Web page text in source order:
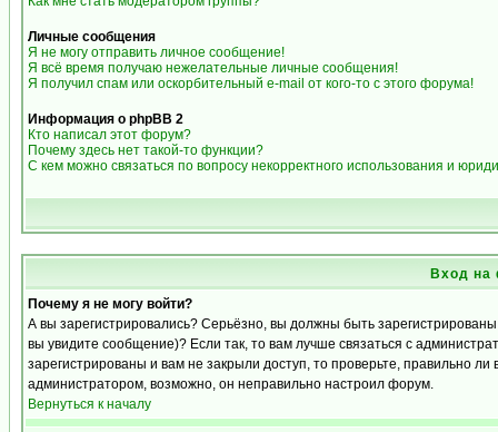
Личные сообщения
Я не могу отправить личное сообщение!
Я всё время получаю нежелательные личные сообщения!
Я получил спам или оскорбительный e-mail от кого-то с этого форума!
Информация о phpBB 2
Кто написал этот форум?
Почему здесь нет такой-то функции?
С кем можно связаться по вопросу некорректного использования и
Вход на
Почему я не могу войти?
А вы зарегистрировались? Серьёзно, вы должны быть
вы увидите сообщение)? Если так, то вам лучше связаться с
зарегистрированы и вам не закрыли доступ, то проверьте, правильно
администратором, возможно, он неправильно настроил форум.
Вернуться к началу